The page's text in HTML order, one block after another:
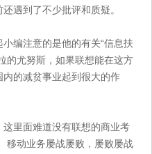
遇到了不少批评和质疑。
编注意的是他的有关“信息扶
的尤努斯，如果联想能在这方
的减贫事业起到很大的作
里面难道没有联想的商业考
移动业务屡战屡败，屡败屡战